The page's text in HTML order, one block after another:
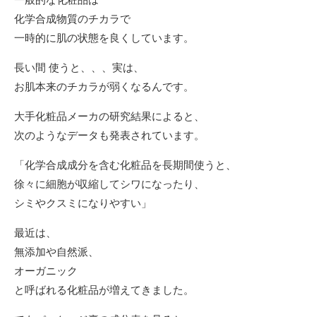
化学合成物質のチカラで
一時的に肌の状態を良くしています。
長い間 使うと、、、実は、
お肌本来のチカラが弱くなるんです。
大手化粧品メーカの研究結果によると、
次のようなデータも発表されています。
「化学合成成分を含む化粧品を長期間使うと、
徐々に細胞が収縮してシワになったり、
シミやクスミになりやすい」
最近は、
無添加や自然派、
オーガニック
と呼ばれる化粧品が増えてきました。